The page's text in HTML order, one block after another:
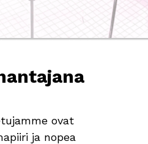
ovat
ja nopea